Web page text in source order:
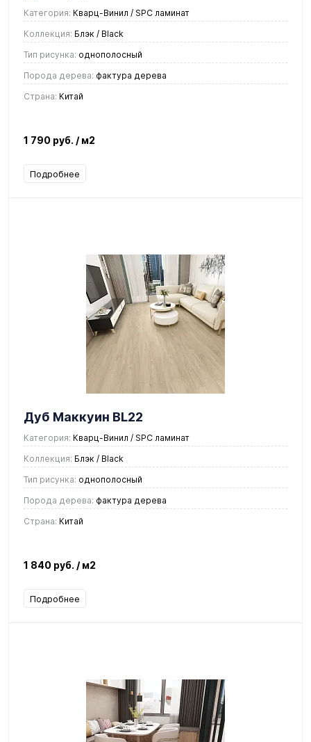
Категория: Кварц-Винил / SPC ламинат
Коллекция: Блэк / Black
Тип рисунка: однополосный
Порода дерева: фактура дерева
Страна: Китай
1 790 руб. / м2
Подробнее
Дуб Маккуин BL22
Категория: Кварц-Винил / SPC ламинат
Коллекция: Блэк / Black
Тип рисунка: однополосный
Порода дерева: фактура дерева
Страна: Китай
1 840 руб. / м2
Подробнее